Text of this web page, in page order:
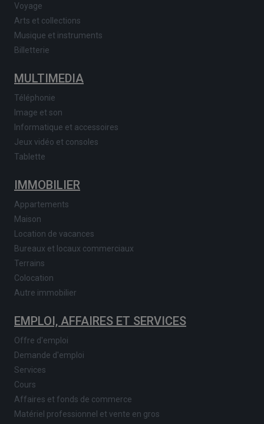
Voyage
Arts et collections
Musique et instruments
Billetterie
MULTIMEDIA
Téléphonie
Image et son
Informatique et accessoires
Jeux vidéo et consoles
Tablette
IMMOBILIER
Appartements
Maison
Location de vacances
Bureaux et locaux commerciaux
Terrains
Colocation
Autre immobilier
EMPLOI, AFFAIRES ET SERVICES
Offre d'emploi
Demande d'emploi
Services
Cours
Affaires et fonds de commerce
Matériel professionnel et vente en gros